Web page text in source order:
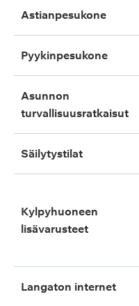
astianpesukone
pyykinpesukone
asunnon
turvallisuusratkaisut
säilytystilat
kylpyhuoneen
lisävarusteet
langaton internet